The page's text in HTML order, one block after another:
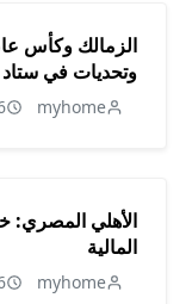
وتحديات في ستاد
myhome
الأهلي المصري:
المالية
myhome